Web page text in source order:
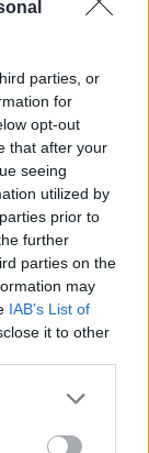
parties, or
for
opt-out
that after your
seeing
utilized by
prior to
further
parties on the
may
IAB’s List of
it to other
more Google
may click to
και